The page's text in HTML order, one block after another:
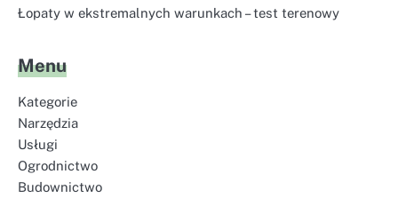
Łopaty w ekstremalnych warunkach – test terenowy
Menu
Kategorie
Narzędzia
Usługi
Ogrodnictwo
Budownictwo